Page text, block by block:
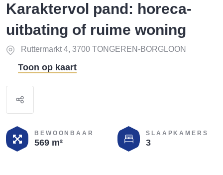
Karaktervol pand: horeca-
uitbating of ruime woning
Ruttermarkt 4, 3700 TONGEREN-BORGLOON
Toon op kaart
BEWOONBAAR
569 m²
SLAAPKAMERS
3